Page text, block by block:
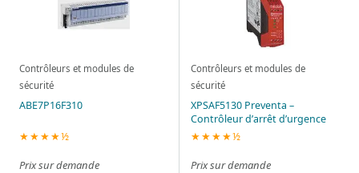
Contrôleurs et modules de
sécurité
ABE7P16F310
★★★★½
Prix sur demande
Contrôleurs et modules de
sécurité
XPSAF5130 Preventa –
Contrôleur d’arrêt d’urgence
★★★★½
Prix sur demande